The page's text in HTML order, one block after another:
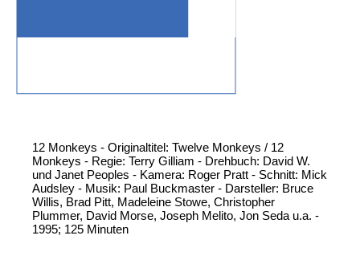
12 Monkeys - Originaltitel: Twelve Monkeys / 12
Monkeys - Regie: Terry Gilliam - Drehbuch: David W.
und Janet Peoples - Kamera: Roger Pratt - Schnitt: Mick
Audsley - Musik: Paul Buckmaster - Darsteller: Bruce
Willis, Brad Pitt, Madeleine Stowe, Christopher
Plummer, David Morse, Joseph Melito, Jon Seda u.a. -
1995; 125 Minuten